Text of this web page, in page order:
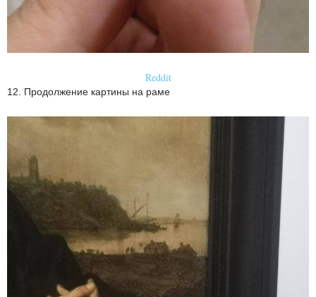
Reddit
12. Продолжение картины на раме